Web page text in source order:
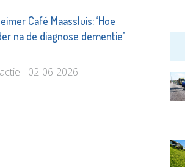
Café Maassluis: ‘Hoe
na de diagnose dementie’
- 02-06-2026